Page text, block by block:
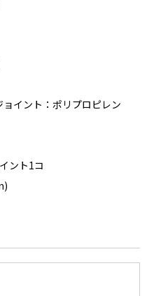
イント：ポリプロピレン
ント1コ